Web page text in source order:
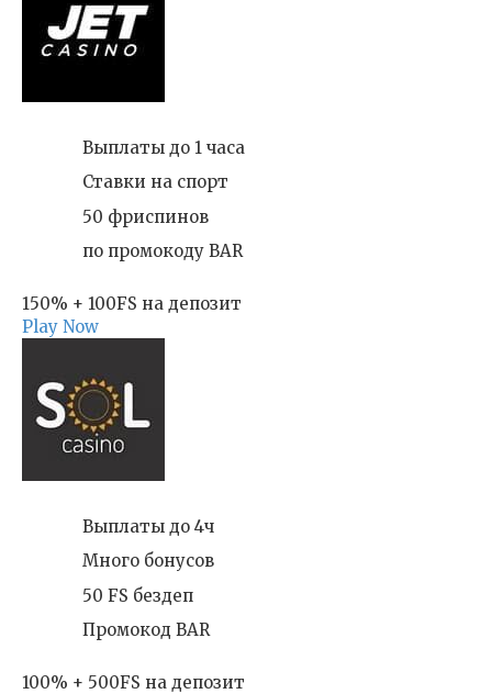
Выплаты до 1 часа
Ставки на спорт
50 фриспинов
по промокоду BAR
150% + 100FS на депозит
Play Now
Выплаты до 4ч
Много бонусов
50 FS бездеп
Промокод BAR
100% + 500FS на депозит